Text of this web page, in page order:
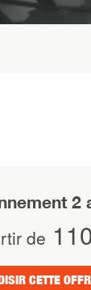
2
de
CETTE